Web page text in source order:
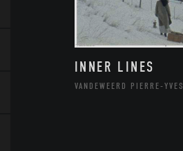
INNER LINES
VANDEWEERD PIERRE-YVES